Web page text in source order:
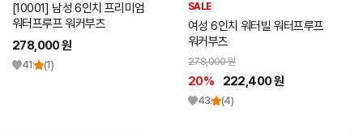
[10001] 남성 6인치 프리미엄
워터프루프 워커부츠
278,000 원
41 (1)
SALE
여성 6인치 워터빌 워터프루프
워커부츠
278,000 원
20% 222,400 원
43 (4)